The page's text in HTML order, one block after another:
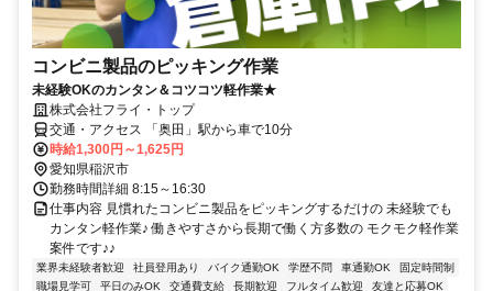
コンビニ製品のピッキング作業
未経験OKのカンタン＆コツコツ軽作業★
株式会社フライ・トップ
交通・アクセス 「奥田」駅から車で10分
時給1,300円～1,625円
愛知県稲沢市
勤務時間詳細 8:15～16:30
仕事内容 見慣れたコンビニ製品をピッキングするだけの 未経験でも
カンタン軽作業♪ 働きやすさから長期で働く方多数の モクモク軽作業
案件です♪♪
業界未経験者歓迎 社員登用あり バイク通勤OK 学歴不問 車通勤OK
固定時間制
職場見学可
平日のみOK 交通費支給 長期歓迎 フルタイム歓迎
友達と応募OK